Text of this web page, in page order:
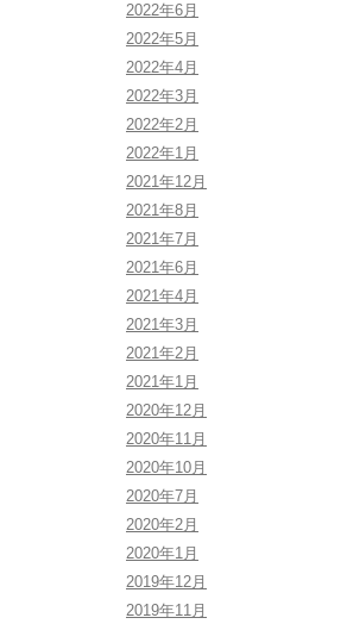
2022年6月
2022年5月
2022年4月
2022年3月
2022年2月
2022年1月
2021年12月
2021年8月
2021年7月
2021年6月
2021年4月
2021年3月
2021年2月
2021年1月
2020年12月
2020年11月
2020年10月
2020年7月
2020年2月
2020年1月
2019年12月
2019年11月